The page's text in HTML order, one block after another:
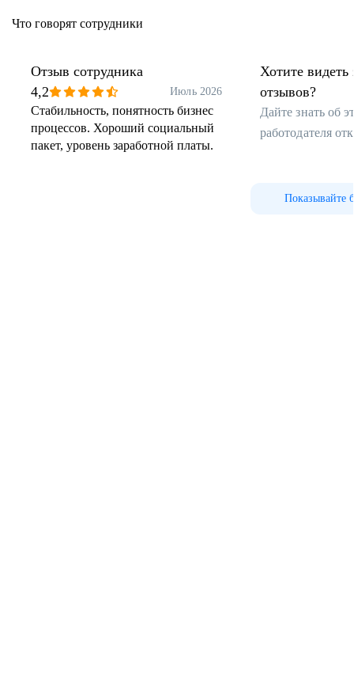
Что говорят сотрудники
Отзыв сотрудника
4,2
Июль 2026
Стабильность, понятность бизнес
процессов. Хороший социальный
пакет, уровень заработной платы.
Хотите видеть
отзывов?
Дайте знать об
работодателя
Показывайте